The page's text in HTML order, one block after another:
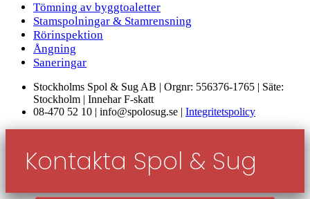
Tömning av byggtoaletter
Stamspolningar & Stamrensning
Rörinspektion
Ångning
Saneringar
Stockholms Spol & Sug AB | Orgnr: 556376-1765 | Säte:
Stockholm | Innehar F-skatt
08-470 52 10 | info@spolosug.se | Integritetspolicy
Kontakta Spol & Sug